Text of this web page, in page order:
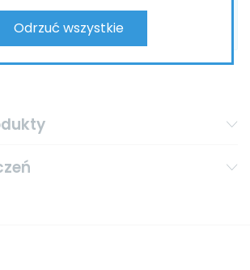
Odrzuć wszystkie
pasujących produktów do